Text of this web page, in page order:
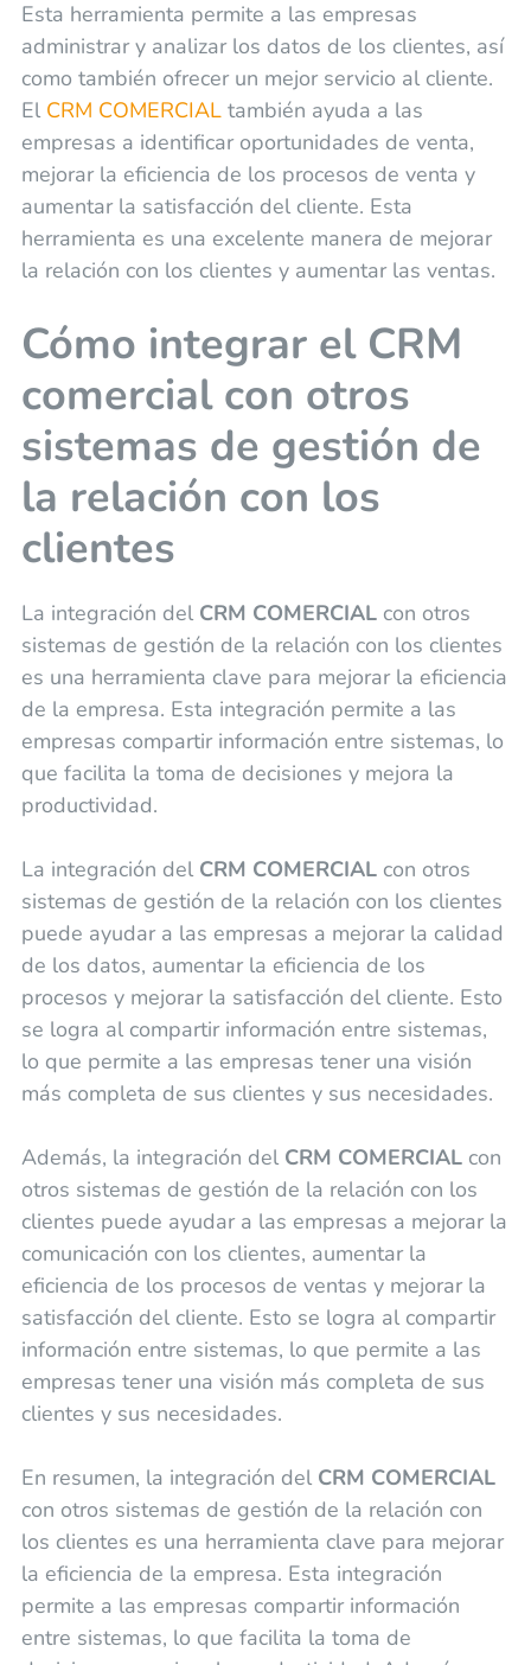
Esta herramienta permite a las empresas
administrar y analizar los datos de los clientes, así
como también ofrecer un mejor servicio al cliente.
El CRM COMERCIALtambién ayuda a las
empresas a identificar oportunidades de venta,
mejorar la eficiencia de los procesos de venta y
aumentar la satisfacción del cliente. Esta
herramienta es una excelente manera de mejorar
la relación con los clientes y aumentar las ventas.
Cómo integrar el CRM
comercial con otros
sistemas de gestión de
la relación con los
clientes
La integración del CRM COMERCIALcon otros
sistemas de gestión de la relación con los clientes
es una herramienta clave para mejorar la eficiencia
de la empresa. Esta integración permite a las
empresas compartir información entre sistemas, lo
que facilita la toma de decisiones y mejora la
productividad.
La integración del CRM COMERCIALcon otros
sistemas de gestión de la relación con los clientes
puede ayudar a las empresas a mejorar la calidad
de los datos, aumentar la eficiencia de los
procesos y mejorar la satisfacción del cliente. Esto
se logra al compartir información entre sistemas,
lo que permite a las empresas tener una visión
más completa de sus clientes y sus necesidades.
Además, la integración del CRM COMERCIALcon
otros sistemas de gestión de la relación con los
clientes puede ayudar a las empresas a mejorar la
comunicación con los clientes, aumentar la
eficiencia de los procesos de ventas y mejorar la
satisfacción del cliente. Esto se logra al compartir
información entre sistemas, lo que permite a las
empresas tener una visión más completa de sus
clientes y sus necesidades.
En resumen, la integración del CRM COMERCIAL
con otros sistemas de gestión de la relación con
los clientes es una herramienta clave para mejorar
la eficiencia de la empresa. Esta integración
permite a las empresas compartir información
entre sistemas, lo que facilita la toma de